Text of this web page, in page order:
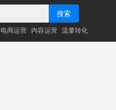
搜索
电商运营 内容运营 流量转化